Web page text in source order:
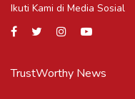
Ikuti Kami di Media Sosial
TrustWorthy News